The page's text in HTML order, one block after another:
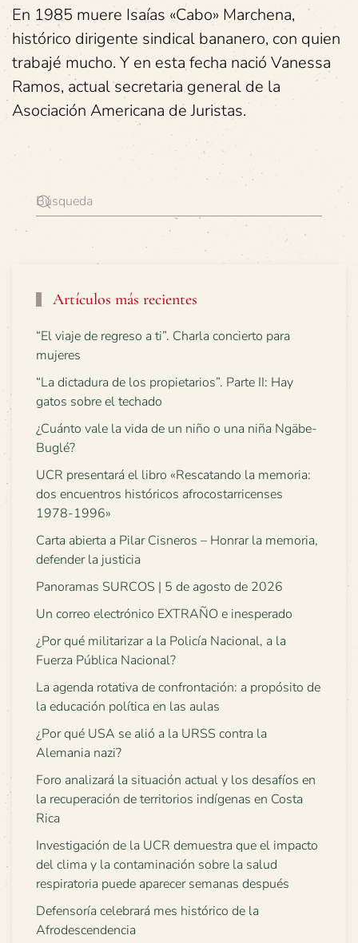
En 1985 muere Isaías «Cabo» Marchena,
histórico dirigente sindical bananero, con quien
trabajé mucho. Y en esta fecha nació Vanessa
Ramos, actual secretaria general de la
Asociación Americana de Juristas.
Artículos más recientes
“El viaje de regreso a ti”. Charla concierto para
mujeres
“La dictadura de los propietarios”. Parte II: Hay
gatos sobre el techado
¿Cuánto vale la vida de un niño o una niña Ngäbe-
Buglé?
UCR presentará el libro «Rescatando la memoria:
dos encuentros históricos afrocostarricenses
1978-1996»
Carta abierta a Pilar Cisneros – Honrar la memoria,
defender la justicia
Panoramas SURCOS | 5 de agosto de 2026
Un correo electrónico EXTRAÑO e inesperado
¿Por qué militarizar a la Policía Nacional, a la
Fuerza Pública Nacional?
La agenda rotativa de confrontación: a propósito de
la educación política en las aulas
¿Por qué USA se alió a la URSS contra la
Alemania nazi?
Foro analizará la situación actual y los desafíos en
la recuperación de territorios indígenas en Costa
Rica
Investigación de la UCR demuestra que el impacto
del clima y la contaminación sobre la salud
respiratoria puede aparecer semanas después
Defensoría celebrará mes histórico de la
Afrodescendencia